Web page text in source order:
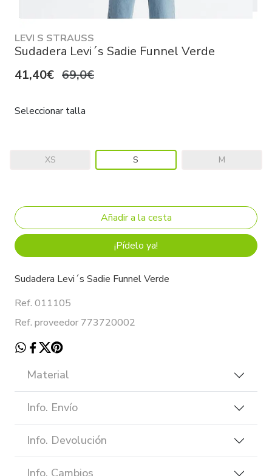
LEVI S STRAUSS
Sudadera Levi´s Sadie Funnel Verde
41,40€ 69,0€
Seleccionar talla
XS S M
¡Pídelo ya!
Sudadera Levi´s Sadie Funnel Verde
Ref. 011105
Ref. proveedor 773720002
Material
Info. Envío
Info. Devolución